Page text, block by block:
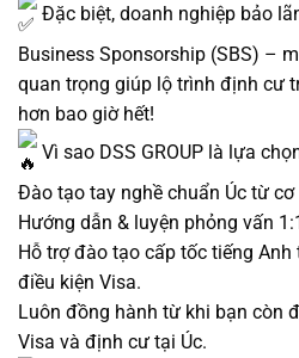
Đặc biệt, doanh nghiệp bảo
Business Sponsorship (SBS) –
quan trọng giúp lộ trình định cư
hơn bao giờ hết!
Vì sao DSS GROUP là lựa
Đào tạo tay nghề chuẩn Úc từ
Hướng dẫn & luyện phỏng vấn
Hỗ trợ đào tạo cấp tốc tiếng
điều kiện Visa.
Luôn đồng hành từ khi bạn còn
Visa và định cư tại Úc.